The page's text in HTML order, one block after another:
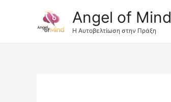
Angel of Mind
Η Αυτοβελτίωση στην Πράξη